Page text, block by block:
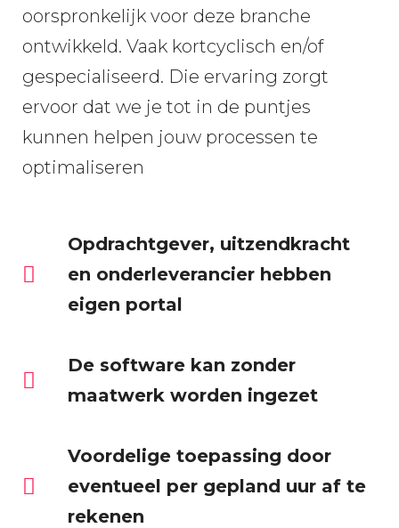
oorspronkelijk voor deze branche
ontwikkeld. Vaak kortcyclisch en/of
gespecialiseerd. Die ervaring zorgt
ervoor dat we je tot in de puntjes
kunnen helpen jouw processen te
optimaliseren
Opdrachtgever, uitzendkracht
en onderleverancier hebben
eigen portal
De software kan zonder
maatwerk worden ingezet
Voordelige toepassing door
eventueel per gepland uur af te
rekenen